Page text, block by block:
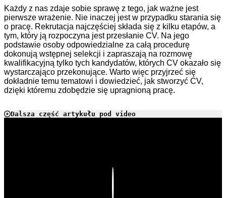
Każdy z nas zdaje sobie sprawę z tego, jak ważne jest
pierwsze wrażenie. Nie inaczej jest w przypadku starania się
o pracę. Rekrutacja najczęściej składa się z kilku etapów, a
tym, który ją rozpoczyna jest przesłanie CV. Na jego
podstawie osoby odpowiedzialne za całą procedurę
dokonują wstępnej selekcji i zapraszają na rozmowę
kwalifikacyjną tylko tych kandydatów, których CV okazało się
wystarczająco przekonujące. Warto więc przyjrzeć się
dokładnie temu tematowi i dowiedzieć, jak stworzyć CV,
dzięki któremu zdobędzie się upragnioną pracę.
Dalsza część artykułu pod video